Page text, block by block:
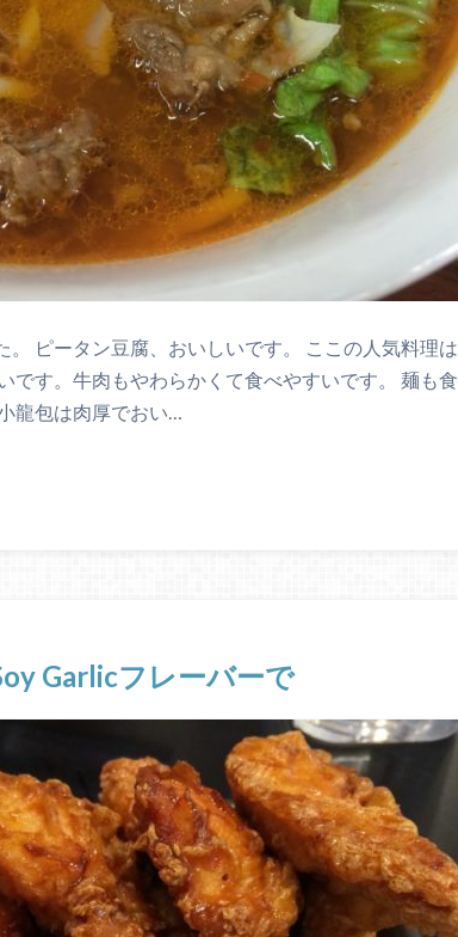
ピータン豆腐、おいしいです。 ここの人気料理は
です。牛肉もやわらかくて食べやすいです。 麺も食
龍包は肉厚でおい…
Garlicフレーバーで